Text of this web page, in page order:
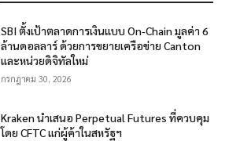
SBI ตั้งเป้าตลาดการเงินแบบ On-Chain มูลค่า 6
ล้านดอลลาร์ ด้วยการขยายเครือข่าย Canton
และหน่วยดิจิทัลใหม่
กรกฎาคม 30, 2026
Kraken นำเสนอ Perpetual Futures ที่ควบคุม
โดย CFTC แก่ผู้ค้าในสหรัฐฯ